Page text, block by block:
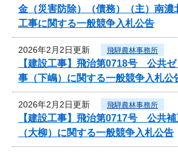
金（災害防除）（債務）（主）南濃
工事に関する一般競争入札公告
2026年2月2日更新 飛騨農林事務所
【建設工事】飛治第0718号 公共
事（下嶋）に関する一般競争入札公
2026年2月2日更新 飛騨農林事務所
【建設工事】飛治第0717号 公共
（大柳）に関する一般競争入札公告